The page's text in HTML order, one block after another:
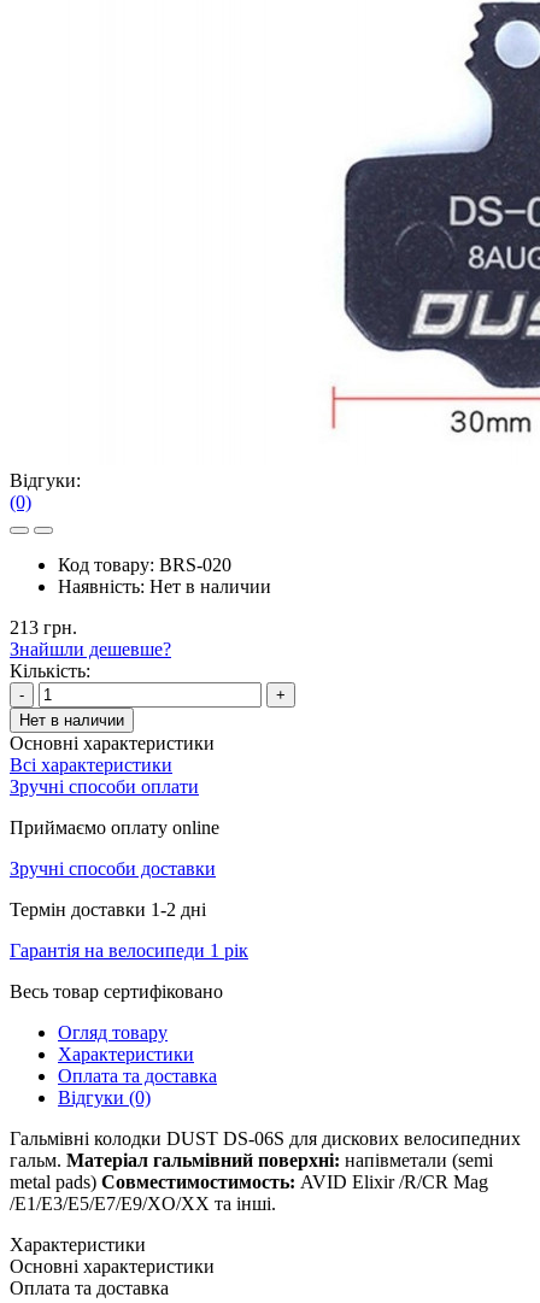
Відгуки:
(0)
Код товару: BRS-020
Наявність: Нет в наличии
213 грн.
Знайшли дешевше?
Кількість:
-
+
Нет в наличии
Основні характеристики
Всі характеристики
Зручні способи оплати
Приймаємо оплату online
Зручні способи доставки
Термін доставки 1-2 дні
Гарантія на велосипеди 1 рік
Весь товар сертифіковано
Огляд товару
Характеристики
Оплата та доставка
Відгуки (0)
Гальмівні колодки DUST DS-06S для дискових велосипедних
гальм. Матеріал гальмівний поверхні: напівметали (semi
metal pads) Совместимостимость: AVID Elixir /R/CR Mag
/E1/E3/E5/E7/E9/XO/XX та інші.
Характеристики
Основні характеристики
Оплата та доставка